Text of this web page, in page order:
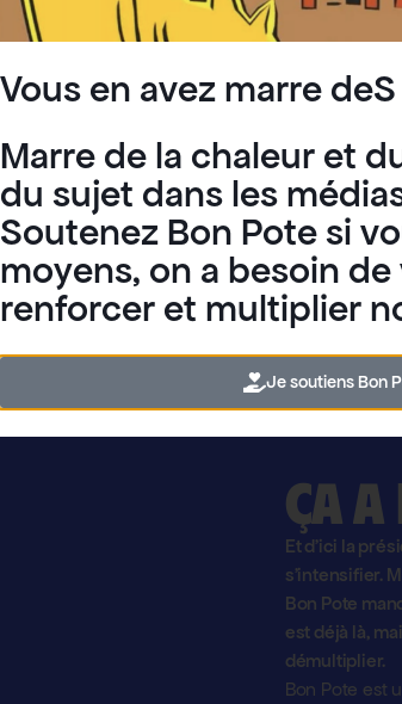
Graphothèque
Ça
Et d'ici la
s'intensifier.
Bon Pote
est déjà là,
démultiplier.
Bon Pote est
Vous en avez marre
Marre de la chaleur et
du sujet dans les
Soutenez Bon Pote si
moyens, on a besoin
renforcer et multiplier
Je soutiens Bon